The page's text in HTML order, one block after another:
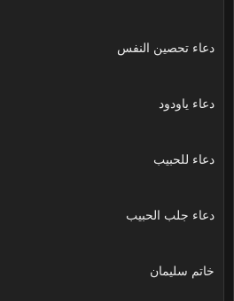
دعاء تحصين النفس
دعاء ياودود
دعاء للحبيب
دعاء جلب الحبيب
خاتم سليمان